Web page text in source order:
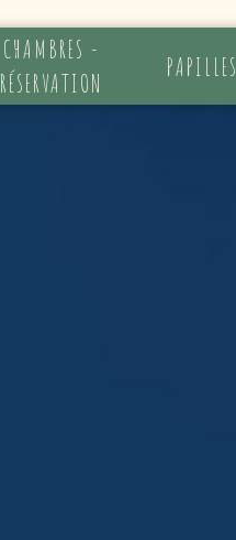
CHAMBRES -
RÉSERVATION
PAPILLES